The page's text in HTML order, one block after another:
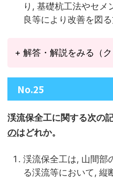
り, 基礎杭工法やセメ
良等により改善を図る
+ 解答・解説をみる（ク
No.25
渓流保全工に関する次の
のはどれか。
渓流保全工は, 山間部
る渓流等において, 縦